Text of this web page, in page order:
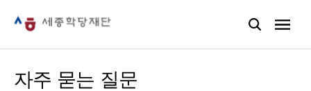
자주 묻는 질문